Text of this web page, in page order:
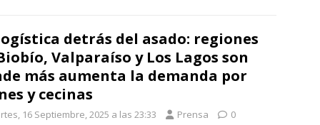
detrás del asado: regiones
Valparaíso y Los Lagos son
más aumenta la demanda por
y cecinas
16 Septiembre, 2025 a las 23:33 Prensa 0